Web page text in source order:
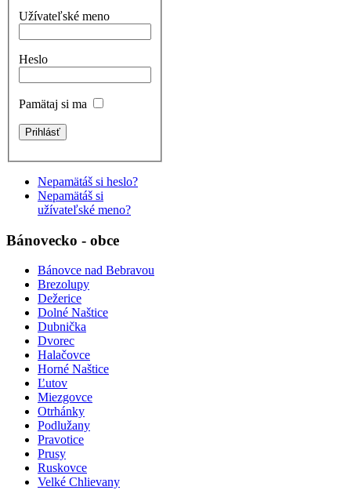
Užívateľské meno
Heslo
Pamätaj si ma
Nepamätáš si heslo?
Nepamätáš si
užívateľské meno?
Bánovecko - obce
Bánovce nad Bebravou
Brezolupy
Dežerice
Dolné Naštice
Dubnička
Dvorec
Halačovce
Horné Naštice
Ľutov
Miezgovce
Otrhánky
Podlužany
Pravotice
Prusy
Ruskovce
Velké Chlievany